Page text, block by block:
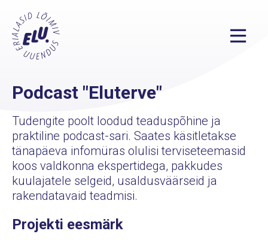
Podcast "Eluterve"
Tudengite poolt loodud teaduspõhine ja
praktiline podcast-sari. Saates käsitletakse
tänapäeva infomüras olulisi terviseteemasid
koos valdkonna ekspertidega, pakkudes
kuulajatele selgeid, usaldusväärseid ja
rakendatavaid teadmisi.
Projekti eesmärk